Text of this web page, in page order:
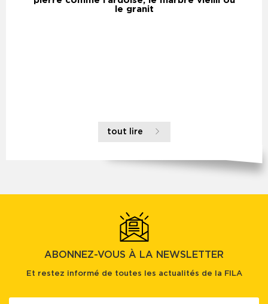
le granit
tout lire
ABONNEZ-VOUS À LA NEWSLETTER
Et restez informé de toutes les actualités de la FILA